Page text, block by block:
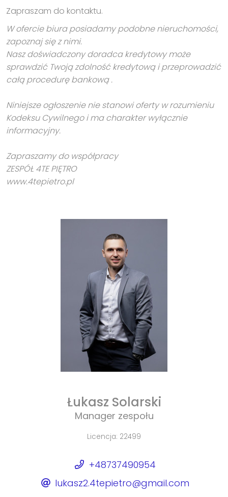
Zapraszam do kontaktu.
W ofercie biura posiadamy podobne nieruchomości,
zapoznaj się z nimi.
Nasz doświadczony doradca kredytowy może
sprawdzić Twoją zdolność kredytową i przeprowadzić
całą procedurę bankową .
Niniejsze ogłoszenie nie stanowi oferty w rozumieniu
Kodeksu Cywilnego i ma charakter wyłącznie
informacyjny.
Zapraszamy do współpracy
ZESPÓŁ 4TE PIĘTRO
www.4tepietro.pl
Łukasz Solarski
Manager zespołu
Licencja: 22499
+48737490954
lukasz2.4tepietro@gmail.com